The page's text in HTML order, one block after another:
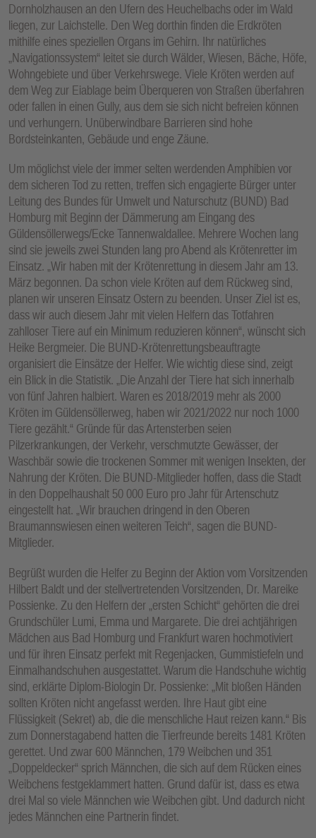
Dornholzhausen an den Ufern des Heuchelbachs oder im Wald
liegen, zur Laichstelle. Den Weg dorthin finden die Erdkröten
mithilfe eines speziellen Organs im Gehirn. Ihr natürliches
„Navigationssystem“ leitet sie durch Wälder, Wiesen, Bäche, Höfe,
Wohngebiete und über Verkehrswege. Viele Kröten werden auf
dem Weg zur Eiablage beim Überqueren von Straßen überfahren
oder fallen in einen Gully, aus dem sie sich nicht befreien können
und verhungern. Unüberwindbare Barrieren sind hohe
Bordsteinkanten, Gebäude und enge Zäune.
Um möglichst viele der immer selten werdenden Amphibien vor
dem sicheren Tod zu retten, treffen sich engagierte Bürger unter
Leitung des Bundes für Umwelt und Naturschutz (BUND) Bad
Homburg mit Beginn der Dämmerung am Eingang des
Güldensöllerwegs/Ecke Tannenwaldallee. Mehrere Wochen lang
sind sie jeweils zwei Stunden lang pro Abend als Krötenretter im
Einsatz. „Wir haben mit der Krötenrettung in diesem Jahr am 13.
März begonnen. Da schon viele Kröten auf dem Rückweg sind,
planen wir unseren Einsatz Ostern zu beenden. Unser Ziel ist es,
dass wir auch diesem Jahr mit vielen Helfern das Totfahren
zahlloser Tiere auf ein Minimum reduzieren können“, wünscht sich
Heike Bergmeier. Die BUND-Krötenrettungsbeauftragte
organisiert die Einsätze der Helfer. Wie wichtig diese sind, zeigt
ein Blick in die Statistik. „Die Anzahl der Tiere hat sich innerhalb
von fünf Jahren halbiert. Waren es 2018/2019 mehr als 2000
Kröten im Güldensöllerweg, haben wir 2021/2022 nur noch 1000
Tiere gezählt.“ Gründe für das Artensterben seien
Pilzerkrankungen, der Verkehr, verschmutzte Gewässer, der
Waschbär sowie die trockenen Sommer mit wenigen Insekten, der
Nahrung der Kröten. Die BUND-Mitglieder hoffen, dass die Stadt
in den Doppelhaushalt 50 000 Euro pro Jahr für Artenschutz
eingestellt hat. „Wir brauchen dringend in den Oberen
Braumannswiesen einen weiteren Teich“, sagen die BUND-
Mitglieder.
Begrüßt wurden die Helfer zu Beginn der Aktion vom Vorsitzenden
Hilbert Baldt und der stellvertretenden Vorsitzenden, Dr. Mareike
Possienke. Zu den Helfern der „ersten Schicht“ gehörten die drei
Grundschüler Lumi, Emma und Margarete. Die drei achtjährigen
Mädchen aus Bad Homburg und Frankfurt waren hochmotiviert
und für ihren Einsatz perfekt mit Regenjacken, Gummistiefeln und
Einmalhandschuhen ausgestattet. Warum die Handschuhe wichtig
sind, erklärte Diplom-Biologin Dr. Possienke: „Mit bloßen Händen
sollten Kröten nicht angefasst werden. Ihre Haut gibt eine
Flüssigkeit (Sekret) ab, die die menschliche Haut reizen kann.“ Bis
zum Donnerstagabend hatten die Tierfreunde bereits 1481 Kröten
gerettet. Und zwar 600 Männchen, 179 Weibchen und 351
„Doppeldecker“ sprich Männchen, die sich auf dem Rücken eines
Weibchens festgeklammert hatten. Grund dafür ist, dass es etwa
drei Mal so viele Männchen wie Weibchen gibt. Und dadurch nicht
jedes Männchen eine Partnerin findet.